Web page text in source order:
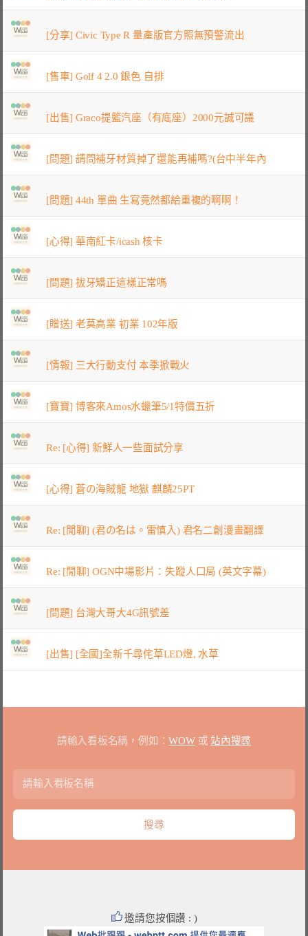
[分享] Civic Type R 量產版官方照無預警流出
[售車] Golf 4 2.0 銀色 自排
[出售] Graco提籃汽座（有底座）2000元誠可議
[問題] 請問補牙材質掉了還能再補嗎?(台中半年內
[問題] 44th 單曲 生寫竟然都給重複的啊啊！
[心得] 華南紅卡/icash 核卡
[問題] 拔牙矯正這樣正常嗎
[贈送] 老莫高業 初業 102年版
[情報] 三大行動支付 本季掀戰火
[寶寶] 博客來Amos水蠟筆5/1特價五折
Re: [心得] 新鮮人一些面試分享
[心得] 蒼の海賊龍 地獄 麒麟25PT
Re: [閒聊] (君の名は。雷慎入) 君名二創漫畫翻譯
Re: [閒聊] OGN中場影片：失蹤人口局 (英文字幕)
[問題] 台灣大哥大4G訊號差
[出售] [全國]全新千尋侘草LED燈, 水草
請輸入看板名稱，例如：WOW或 站內搜尋
邀請您按個讚 : )